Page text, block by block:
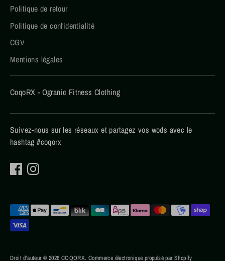
Politique de retour
Politique de confidentialité
CGV
Mentions légales
CoqoRX - Ogranic Fitness Clothing
Suivez-nous sur les réseaux et partagez vos wods avec le
hashtag #coqorx
Droit d'auteur © 2026 COQORX.Commerce électronique propulsé par Shopify
Méthodes
de
paiement